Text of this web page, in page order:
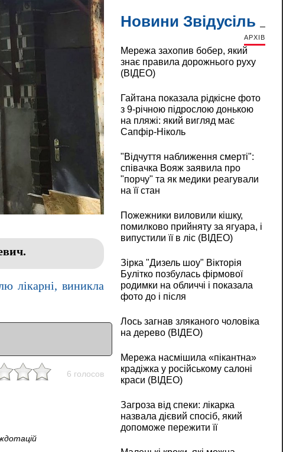
лікарні, виникла
6 голосов
Новини Звідусіль
АРХІВ
Мережа захопив бобер, який
знає правила дорожнього руху
(ВІДЕО)
Гайтана показала рідкісне фото
з 9-річною підрослою донькою
на пляжі: який вигляд має
Сапфір-Ніколь
"Відчуття наближення смерті":
співачка Вояж заявила про
"порчу" та як медики реагували
на її стан
Пожежники виловили кішку,
помилково прийняту за ягуара, і
випустили її в ліс (ВІДЕО)
Зірка "Дизель шоу" Вікторія
Булітко позбулась фірмової
родимки на обличчі і показала
фото до і після
Лось загнав зляканого чоловіка
на дерево (ВІДЕО)
Мережа насмішила «пікантна»
крадіжка у російському салоні
краси (ВІДЕО)
Загроза від спеки: лікарка
назвала дієвий спосіб, який
допоможе пережити її